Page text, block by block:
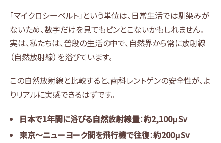
「マイクロシーベルト」という単位は、日常生活では馴染みが
ないため、数字だけを見てもピンとこないかもしれません。
実は、私たちは、普段の生活の中で、自然界から常に放射線
（自然放射線）を浴びています。
この自然放射線と比較すると、歯科レントゲンの安全性が、よ
りリアルに実感できるはずです。
日本で1年間に浴びる自然放射線量：約2,100μSv
東京～ニューヨーク間を飛行機で往復：約200μSv